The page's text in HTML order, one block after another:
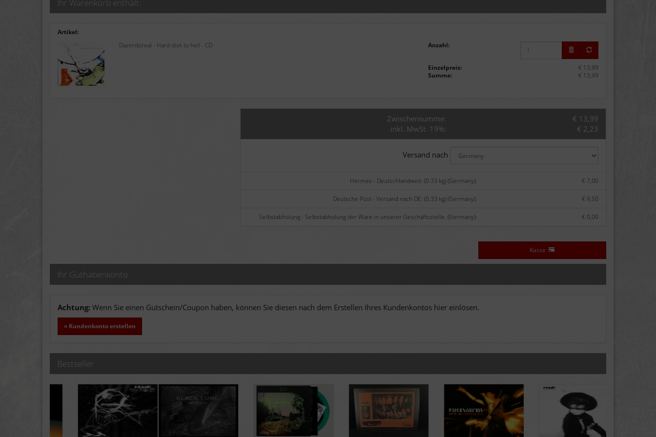
Ihr Warenkorb enthält:
Artikel:
Dazerdoreal - Hard disk to hell - CD
Anzahl:
Einzelpreis:
€ 13,99
Summe:
€ 13,99
Zwischensumme:
€ 13,99
inkl. MwSt. 19%:
€ 2,23
Versand nach
Hermes - Deutschlandweit: (0.33 kg) (Germany): € 7,00
Deutsche Post - Versand nach DE: (0.33 kg) (Germany): € 9,50
Selbstabholung - Selbstabholung der Ware in unserer Geschäftsstelle. (Germany): € 0,00
Kasse
Ihr Guthabenkonto
Achtung: Wenn Sie einen Gutschein/Coupon haben, können Sie diesen nach dem Erstellen Ihres Kundenkontos hier einlösen.
» Kundenkonto erstellen
Bestseller